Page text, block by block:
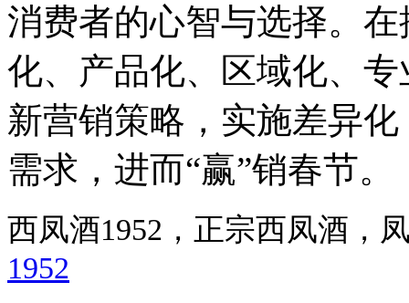
消费者的心智与选择。
化、产品化、区域化、
新营销策略，实施差异
需求，进而“赢”销春节。
西凤酒1952，正宗西凤酒
1952